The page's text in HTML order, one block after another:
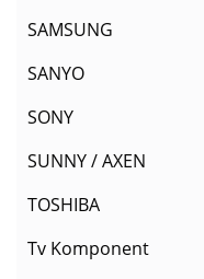
SAMSUNG
SANYO
SONY
SUNNY / AXEN
TOSHIBA
Tv Komponent